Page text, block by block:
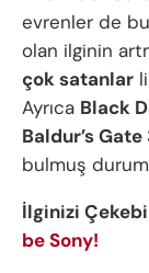
evrenler de
olan ilginin
çok satanlar
Ayrıca Black
Baldur’s Gate
bulmuş
İlginizi
be Sony!